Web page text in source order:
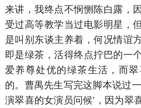
来讲，我终点不悯恻陈白露，
受过高等教学当过电影明星，
是叫别东谈主养着，何况情谊
即是绿茶，活得终点拧巴的一
爱养尊处优的绿茶生活，而
的。曹禺先生写完这脚本说过
演翠喜的女演员问候’，因为翠